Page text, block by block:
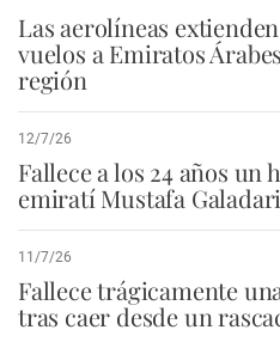
Las aerolíneas
vuelos a Emiratos
región
12/7/26
Fallece a los 24 años
emiratí Mustafa Galadari
11/7/26
Fallece trágicamente
tras caer desde un